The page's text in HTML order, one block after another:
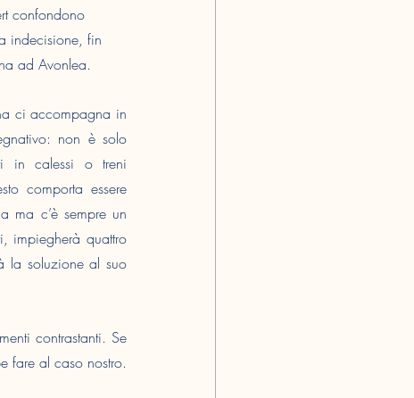
confondono
indecisione, fin
ad Avonlea.
ci accompagna in
non è solo
in calessi o treni
comporta essere
ma c’è sempre un
impiegherà quattro
la soluzione al suo
contrastanti. Se
fare al caso nostro.